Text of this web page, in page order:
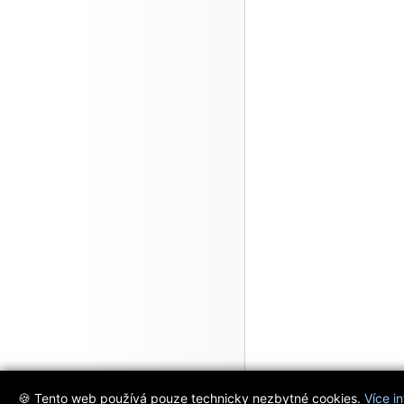
🍪 Tento web používá pouze technicky nezbytné cookies. Více